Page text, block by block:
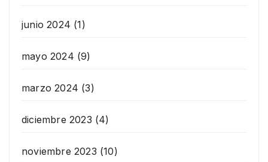
junio 2024 (1)
mayo 2024 (9)
marzo 2024 (3)
diciembre 2023 (4)
noviembre 2023 (10)